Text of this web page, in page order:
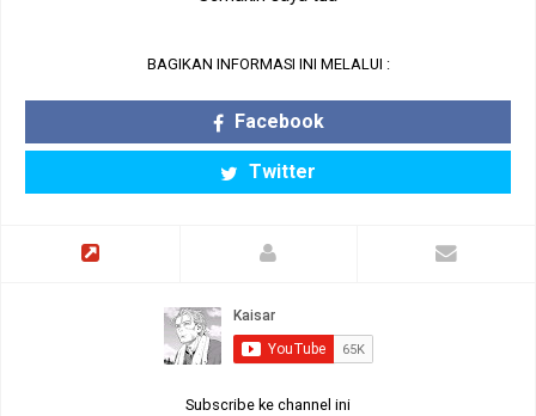
BAGIKAN INFORMASI INI MELALUI :
Facebook
Twitter
Subscribe ke channel ini